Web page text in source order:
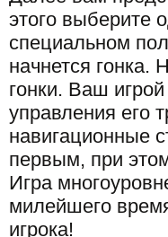
этого выберите
специальном
начнется гонка.
гонки. Ваш
управления его
навигационные
первым, при
Игра
милейшего
игрока!